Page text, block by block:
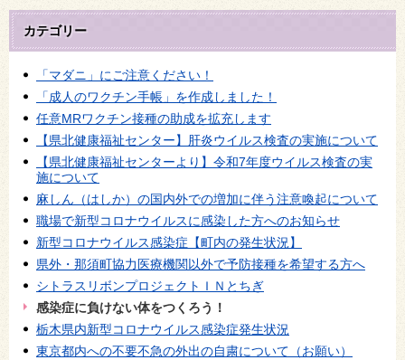
カテゴリー
「マダニ」にご注意ください！
「成人のワクチン手帳」を作成しました！
任意MRワクチン接種の助成を拡充します
【県北健康福祉センター】肝炎ウイルス検査の実施について
【県北健康福祉センターより】令和7年度ウイルス検査の実
施について
麻しん（はしか）の国内外での増加に伴う注意喚起について
職場で新型コロナウイルスに感染した方へのお知らせ
新型コロナウイルス感染症【町内の発生状況】
県外・那須町協力医療機関以外で予防接種を希望する方へ
シトラスリボンプロジェクトＩＮとちぎ
感染症に負けない体をつくろう！
栃木県内新型コロナウイルス感染症発生状況
東京都内への不要不急の外出の自粛について（お願い）